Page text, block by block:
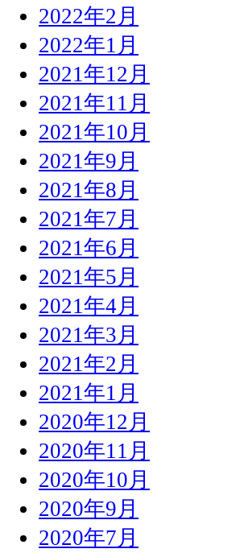
2022年2月
2022年1月
2021年12月
2021年11月
2021年10月
2021年9月
2021年8月
2021年7月
2021年6月
2021年5月
2021年4月
2021年3月
2021年2月
2021年1月
2020年12月
2020年11月
2020年10月
2020年9月
2020年7月